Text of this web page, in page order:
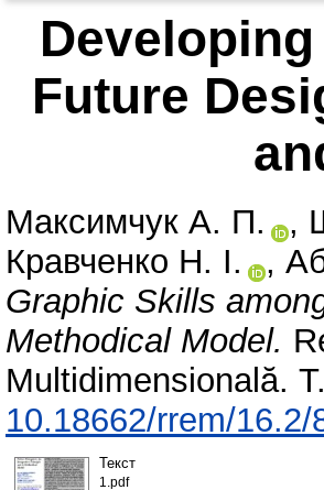
Future
Максимчук А. П. ,
Кравченко Н. І.
,
Graphic Skills
Methodical Model.
Multidimensională.
10.18662/rrem/16.2/
Текст
1.pdf